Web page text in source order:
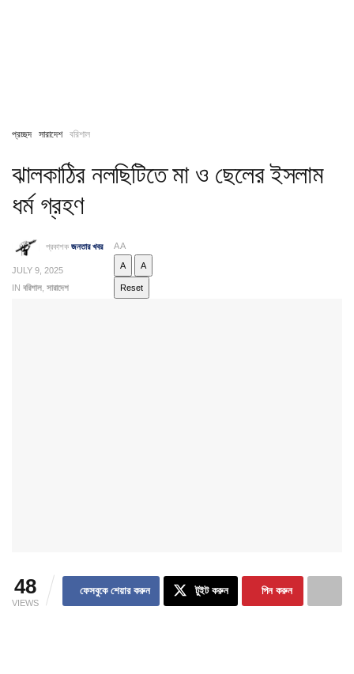
প্রচ্ছদ সারাদেশ বরিশাল
ঝালকাঠির নলছিটিতে মা ও ছেলের ইসলাম
ধর্ম গ্রহণ
প্রকাশক জনতার খবর
JULY 9, 2025
IN বরিশাল সারাদেশ
AA
A A
Reset
48
VIEWS
ফেসবুকে শেয়ার করুন টুইট করুন পিন করুন